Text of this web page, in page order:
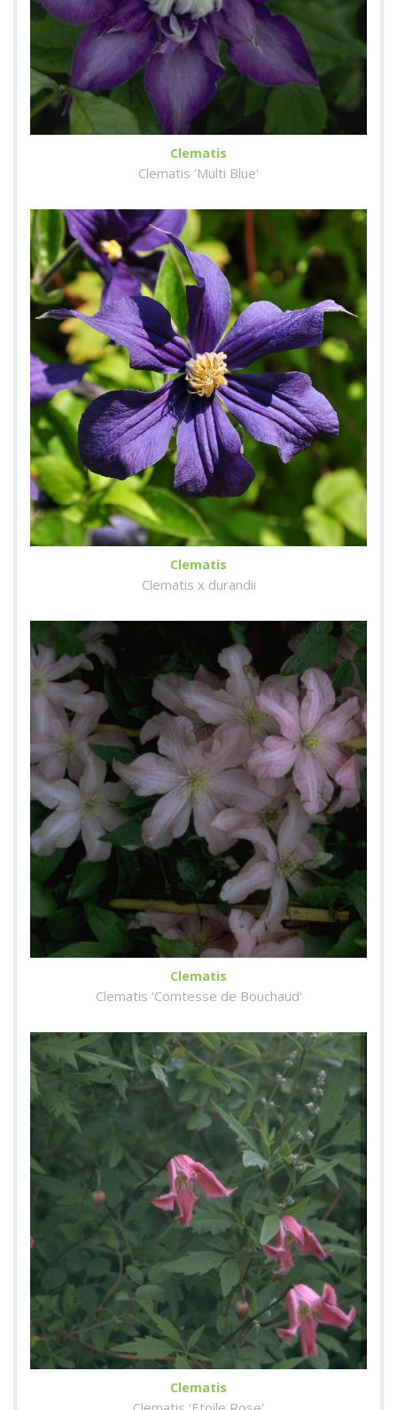
Clematis
Clematis 'Multi Blue'
Clematis
Clematis x durandii
Clematis
Clematis 'Comtesse de Bouchaud'
Clematis